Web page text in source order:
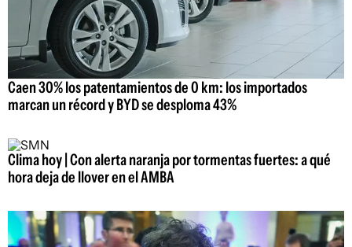
Caen 30% los patentamientos de 0 km: los importados
marcan un récord y BYD se desploma 43%
Clima hoy | Con alerta naranja por tormentas fuertes: a qué
hora deja de llover en el AMBA